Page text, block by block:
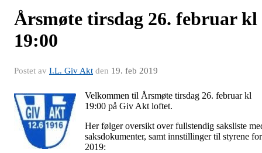
Årsmøte tirsdag 26. februar kl
19:00
Postet av I.L. Giv Akt den 19. feb 2019
Velkommen til Årsmøte tirsdag 26. februar kl
19:00 på Giv Akt loftet.
Her følger oversikt over fullstendig saksliste
saksdokumenter, samt innstillinger til styrene for
2019: